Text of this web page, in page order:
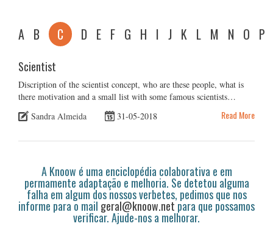
A B C D E F G H I J K L M N O P
Scientist
Discription of the scientist concept, who are these people, what is
there motivation and a small list with some famous scientists…
Sandra Almeida
31-05-2018 Read More
A Knoow é uma enciclopédia colaborativa e em
permamente adaptação e melhoria. Se detetou alguma
falha em algum dos nossos verbetes, pedimos que nos
informe para o mail geral@knoow.netpara que possamos
verificar. Ajude-nos a melhorar.